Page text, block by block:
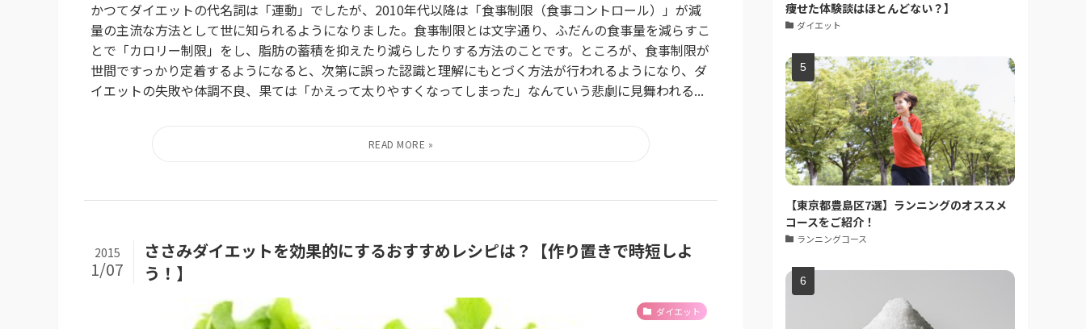
かつてダイエットの代名詞は「運動」でしたが、2010年代以降は「食事制限（食事コントロール）」が減
量の主流な方法として世に知られるようになりました。食事制限とは文字通り、ふだんの食事量を減らすこ
とで「カロリー制限」をし、脂肪の蓄積を抑えたり減らしたりする方法のことです。ところが、食事制限が
世間ですっかり定着するようになると、次第に誤った認識と理解にもとづく方法が行われるようになり、ダ
イエットの失敗や体調不良、果ては「かえって太りやすくなってしまった」なんていう悲劇に見舞われる...
ささみダイエットを効果的にするおすすめレシピは？【作り置きで時短しよ
う！】
2015
1/07
ダイエット
痩せた体験談はほとんどない？】
ダイエット
【東京都豊島区7選】ランニングのオススメ
コースをご紹介！
ランニングコース